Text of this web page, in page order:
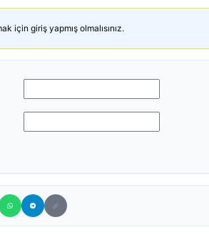
için giriş yapmış olmalısınız.